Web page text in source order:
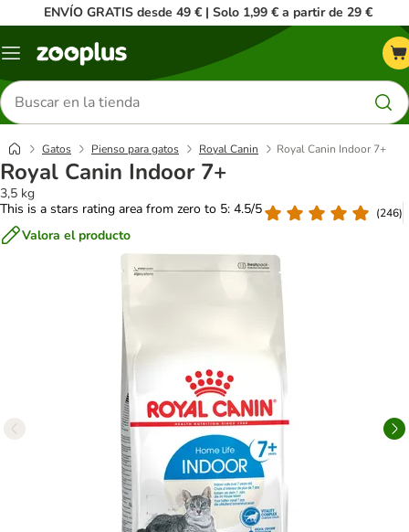
ENVÍO GRATIS desde 49 € | Solo 1,99 € a partir de 29 €
Menú
Buscar
productos
Gatos Pienso para gatos Royal Canin Royal Canin Indoor 7+
Royal Canin Indoor 7+
3,5 kg
This is a stars rating area from zero to 5: 4.5/5
(246)
Valora el producto